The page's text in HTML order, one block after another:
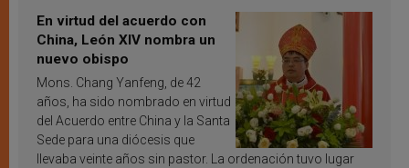
En virtud del acuerdo con
China, León XIV nombra un
nuevo obispo
Mons. Chang Yanfeng, de 42
años, ha sido nombrado en virtud
del Acuerdo entre China y la Santa
Sede para una diócesis que
llevaba veinte años sin pastor. La ordenación tuvo lugar